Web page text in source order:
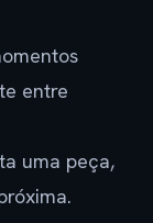
entre
uma peça,